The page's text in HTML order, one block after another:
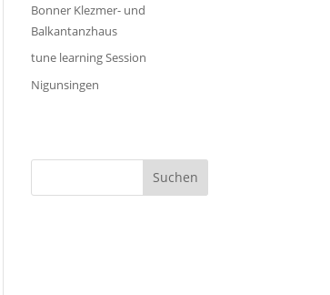
Bonner Klezmer- und
Balkantanzhaus
tune learning Session
Nigunsingen
Suchen